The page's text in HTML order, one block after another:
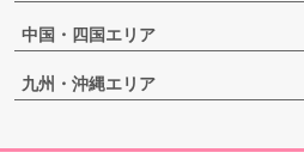
中国・四国エリア
九州・沖縄エリア